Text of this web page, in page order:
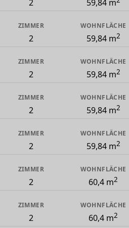
2 59,84 m
ZIMMER
2
WOHNFLÄCHE
59,84 m2
ZIMMER
2
WOHNFLÄCHE
59,84 m2
ZIMMER
2
WOHNFLÄCHE
59,84 m2
ZIMMER
2
WOHNFLÄCHE
59,84 m2
ZIMMER
2
WOHNFLÄCHE
60,4 m2
ZIMMER
2
WOHNFLÄCHE
60,4 m2